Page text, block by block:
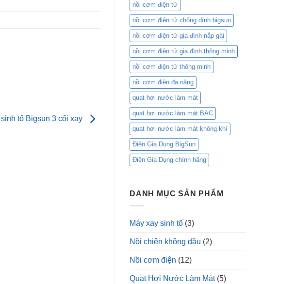
sinh tố Bigsun 3 cối xay
nồi cơm điện tử
nồi cơm điện tử chống dính bigsun
nồi cơm điện tử gia đình nắp gài
nồi cơm điện tử gia đình thông minh
nồi cơm điện tử thông minh
nồi cơm điện đa năng
quạt hơi nước làm mát
quạt hơi nước làm mát BAC
quạt hơi nước làm mát không khí
Điện Gia Dụng BigSun
Điện Gia Dụng chính hãng
DANH MỤC SẢN PHẨM
Máy xay sinh tố (3)
Nồi chiên không dầu (2)
Nồi cơm điện (12)
Quạt Hơi Nước Làm Mát(5)